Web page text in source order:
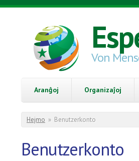
Skip to main content
Von
Aranĝoj Organizaĵoj
You are here
Hejmo » Benutzerkonto
Benutzerkonto